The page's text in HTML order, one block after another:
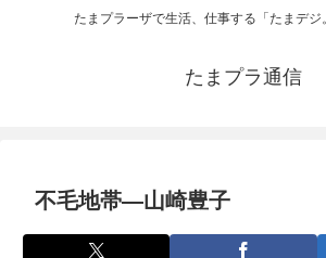
たまプラーザで生活、仕事する「たまデジ
たまプラ通信
不毛地帯―山崎豊子